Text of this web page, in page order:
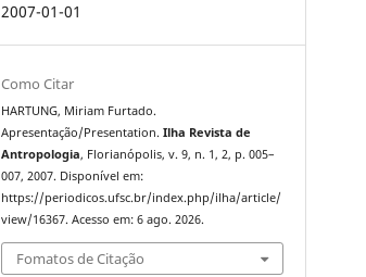
2007-01-01
Como Citar
HARTUNG, Miriam Furtado.
Apresentação/Presentation.Ilha Revista de
Antropologia, Florianópolis, v. 9, n. 1, 2, p. 005–
007, 2007. Disponível em:
https://periodicos.ufsc.br/index.php/ilha/article/
view/16367. Acesso em: 6 ago. 2026.
Fomatos de Citação